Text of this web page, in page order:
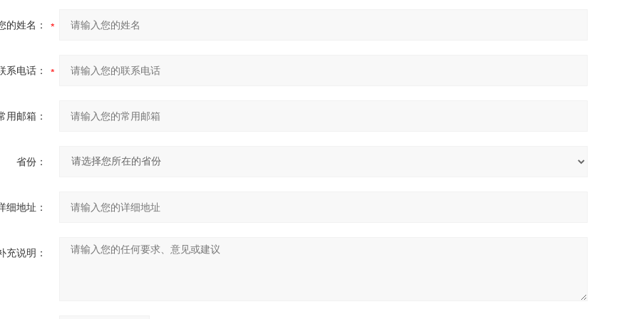
的姓名：
系电话：
用邮箱：
省份：
细地址：
充说明：